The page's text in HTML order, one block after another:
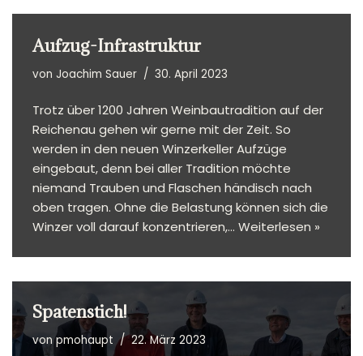
Aufzug-Infrastruktur
von Joachim Sauer 30. April 2023
Trotz über 1200 Jahren Weinbautradition auf der
Reichenau gehen wir gerne mit der Zeit. So
werden in den neuen Winzerkeller Aufzüge
eingebaut, denn bei aller Tradition möchte
niemand Trauben und Flaschen händisch nach
oben tragen. Ohne die Belastung können sich die
Winzer voll darauf konzentrieren,… Weiterlesen »
Spatenstich!
vonpmohaupt 22. März 2023